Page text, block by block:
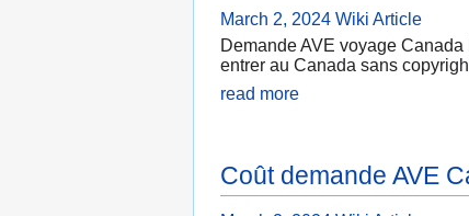
March 2, 2024 Wiki Article
Demande AVE voyage
entrer au Canada sans
read more
Coût demande AVE